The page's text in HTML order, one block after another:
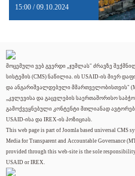
15:00 / 09.10.2024
მოცემული ვებ გვერდი „ჯუმლას" ძრავზე
სისტემის (CMS) ნაწილია. ის USAID-ის მიერ
და ანგარიშვალდებული მმართველობისთვის"
„კვლევისა და გაცვლების საერთაშორისო
გამოქვეყნებული კონტენტი მთლიანად
USAID-ისა და IREX-ის პოზიციას.
This web page is part of Joomla based universal CMS
Media for Transparent and Accountable Governance
provided through this web-site is the sole
USAID or IREX.